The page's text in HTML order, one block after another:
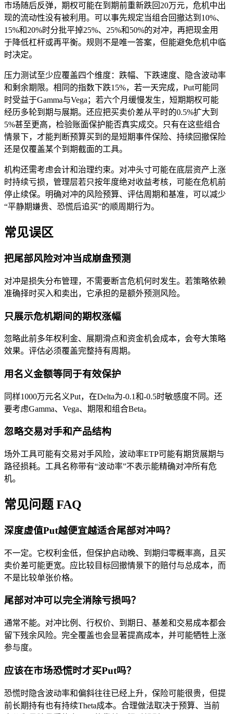
市场随后反弹，期权可能在到期前重新跌回20万元，危机中出
现的流动性没有被利用。可以事先规定当组合回撤达到10%、
15%和20%时分批平掉25%、25%和50%的对冲，再把现金用
于降低杠杆或再平衡。规则不是唯一答案，但能避免危机中临
时决定。
压力测试至少应覆盖四个维度：跌幅、下跌速度、隐含波动率
和剩余期限。相同的指数下跌15%，若一天完成，Put可能同
时受益于Gamma与Vega；若六个月缓慢发生，短期期权可能
经历多轮到期与展期。还应把买卖价差从平时的0.5%扩大到
5%甚至更高，检验账面保护能否真实成交。只有在这些组合
情景下，才能判断预算买到的是短期事件保险、持续回撤保险
还是仅覆盖某个到期截面的工具。
机构还需考虑会计和治理约束。对冲头寸可能在底层资产上涨
时持续亏损，管理层若只按年度绝对收益考核，可能在危机前
停止续保。明确对冲的风险预算、评估周期和基准，可以减少
“平静期嫌贵、恐慌后追买”的顺周期行为。
常见误区
把尾部风险对冲当成崩盘预测
对冲是损失分布管理，不需要断言危机何时发生。若策略依赖
准确择时买入和卖出，它承担的是额外预测风险。
只展示危机期间的期权涨幅
忽略此前多年权利金、展期滑点和资金机会成本，会夸大策略
效果。评估必须覆盖完整持有周期。
用名义金额等同于有效保护
同样1000万元名义Put，在Delta为-0.1和-0.5时敏感度不同。还
要考虑Gamma、Vega、期限和组合Beta。
忽略交易对手和产品结构
场外工具可能有交易对手风险，波动率ETP可能有期货展期与
路径损耗。工具名称带有“波动率”不表示能精确对冲所有危
机。
常见问题 FAQ
深度虚值Put越便宜越适合尾部对冲吗？
不一定。它权利金低，但保护启动晚、到期归零概率高，且买
卖价差可能更宽。应比较目标回撤情景下的赔付与总成本，而
不是比较单张价格。
尾部对冲可以完全消除亏损吗？
通常不能。对冲比例、行权价、到期日、基差和交易成本都会
留下残余风险。完全覆盖也会显著提高成本，并可能牺牲上涨
参与度。
应该在市场恐慌时才买Put吗？
恐慌时隐含波动率和偏斜往往已经上升，保险可能很贵，但提
前长期持有也有持续Theta成本。合理做法取决于预算、当前